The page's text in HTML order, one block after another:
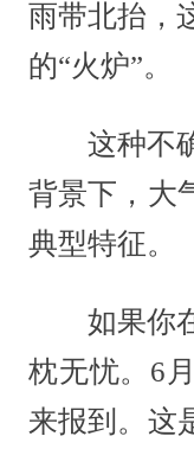
雨带北抬，
的“火炉”。
这种不确
背景下，大
典型特征。
如果你在
枕无忧。6
来报到。这